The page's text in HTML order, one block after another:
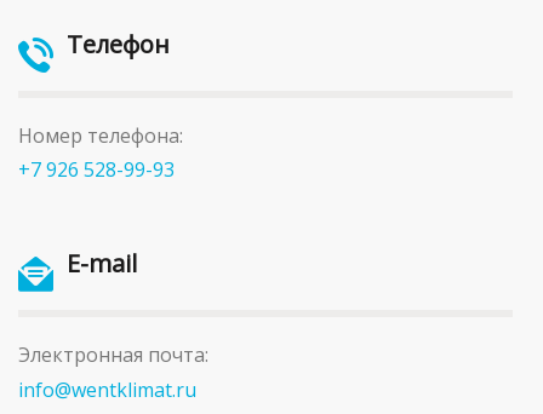
Телефон
Номер телефона:
+7 926 528-99-93
E-mail
Электронная почта:
info@wentklimat.ru